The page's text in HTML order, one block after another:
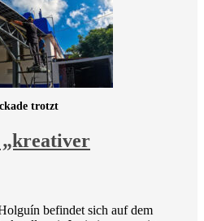
„kreativer
trotzt
befindet sich auf dem